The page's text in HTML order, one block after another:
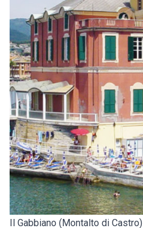
Il Gabbiano (Montalto di Castro)